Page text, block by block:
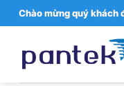
qua
dung
Chào mừng quý khách